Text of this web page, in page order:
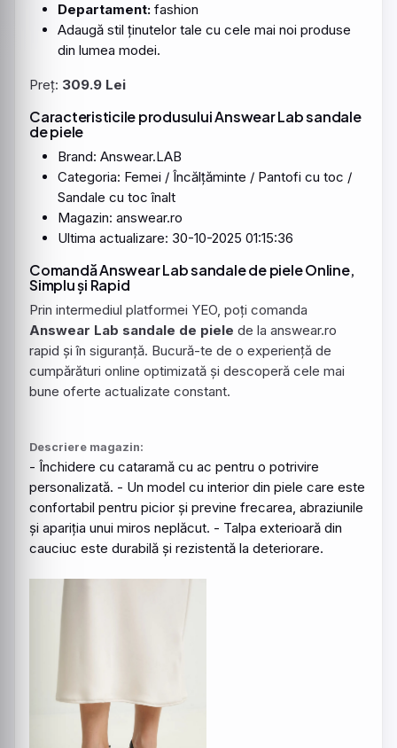
Departament: fashion
Adaugă stil ținutelor tale cu cele mai noi produse
din lumea modei.
Preț: 309.9 Lei
Caracteristicile produsului Answear Lab sandale
de piele
Brand: Answear.LAB
Categoria: Femei / Încălțăminte / Pantofi cu toc /
Sandale cu toc înalt
Magazin: answear.ro
Ultima actualizare: 30-10-2025 01:15:36
Comandă Answear Lab sandale de piele Online,
Simplu și Rapid
Prin intermediul platformei YEO, poți comanda
Answear Lab sandale de piele de la answear.ro
rapid și în siguranță. Bucură-te de o experiență de
cumpărături online optimizată și descoperă cele mai
bune oferte actualizate constant.
Descriere magazin:
- Închidere cu cataramă cu ac pentru o potrivire
personalizată. - Un model cu interior din piele care este
confortabil pentru picior și previne frecarea, abraziunile
și apariția unui miros neplăcut. - Talpa exterioară din
cauciuc este durabilă și rezistentă la deteriorare.